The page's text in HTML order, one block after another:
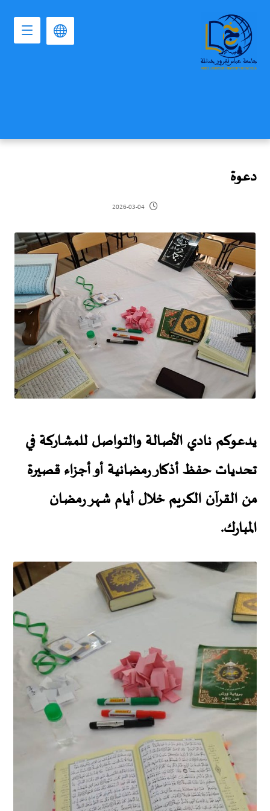
دعوة
2026-03-04
يدعوكم نادي الأصالة والتواصل للمشاركة في
تحديات حفظ أذكار رمضانية أو أجزاء قصيرة
من القرآن الكريم خلال أيام شهر رمضان
المبارك.